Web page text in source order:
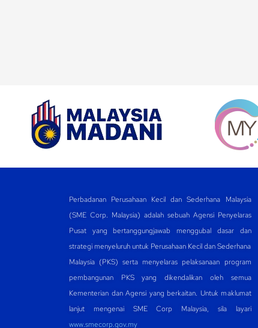
Perbadanan Perusahaan Kecil dan Sederhana Malaysia
(SME Corp. Malaysia) adalah sebuah Agensi Penyelaras
Pusat yang bertanggungjawab menggubal dasar dan
strategi menyeluruh untuk Perusahaan Kecil dan Sederhana
Malaysia (PKS) serta menyelaras pelaksanaan program
pembangunan PKS yang dikendalikan oleh semua
Kementerian dan Agensi yang berkaitan. Untuk maklumat
lanjut mengenai SME Corp Malaysia, sila layari
www.smecorp.gov.my